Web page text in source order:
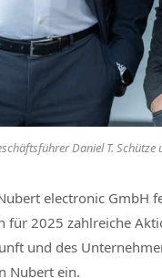
Daniel T. Schütze
electronic GmbH
für 2025 zahlreiche
und des
Nubert ein.